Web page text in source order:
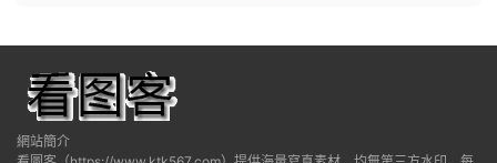
網站簡介